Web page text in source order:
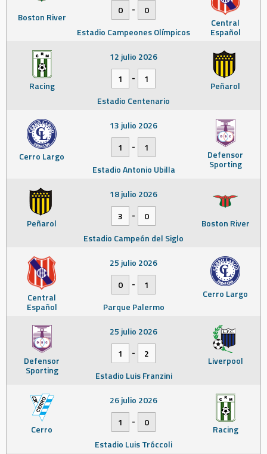
Boston River Central
Español
0
-
0
Estadio Campeones Olímpicos
Racing Peñarol
12 julio 2026
1
-
1
Estadio Centenario
Cerro Largo Defensor
Sporting
13 julio 2026
1
-
1
Estadio Antonio Ubilla
Peñarol Boston River
18 julio 2026
3
-
0
Estadio Campeón del Siglo
Central
Español
Cerro Largo
25 julio 2026
0
-
1
Parque Palermo
Defensor
Sporting
Liverpool
25 julio 2026
1
-
2
Estadio Luis Franzini
Cerro Racing
26 julio 2026
1
-
0
Estadio Luis Tróccoli